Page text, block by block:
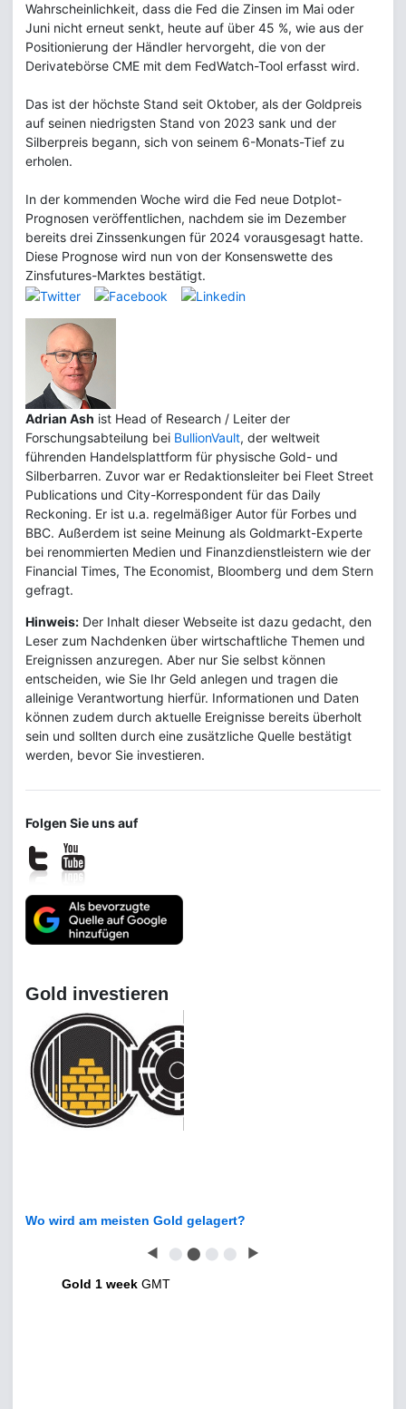
Wahrscheinlichkeit, dass die Fed die Zinsen im Mai oder
Juni nicht erneut senkt, heute auf über 45 %, wie aus der
Positionierung der Händler hervorgeht, die von der
Derivatebörse CME mit dem FedWatch-Tool erfasst wird.
Das ist der höchste Stand seit Oktober, als der Goldpreis
auf seinen niedrigsten Stand von 2023 sank und der
Silberpreis begann, sich von seinem 6-Monats-Tief zu
erholen.
In der kommenden Woche wird die Fed neue Dotplot-
Prognosen veröffentlichen, nachdem sie im Dezember
bereits drei Zinssenkungen für 2024 vorausgesagt hatte.
Diese Prognose wird nun von der Konsenswette des
Zinsfutures-Marktes bestätigt.
Adrian Ash ist Head of Research / Leiter der
Forschungsabteilung bei BullionVault, der weltweit
führenden Handelsplattform für physische Gold- und
Silberbarren. Zuvor war er Redaktionsleiter bei Fleet Street
Publications und City-Korrespondent für das Daily
Reckoning. Er ist u.a. regelmäßiger Autor für Forbes und
BBC. Außerdem ist seine Meinung als Goldmarkt-Experte
bei renommierten Medien und Finanzdienstleistern wie der
Financial Times, The Economist, Bloomberg und dem Stern
gefragt.
Hinweis: Der Inhalt dieser Webseite ist dazu gedacht, den
Leser zum Nachdenken über wirtschaftliche Themen und
Ereignissen anzuregen. Aber nur Sie selbst können
entscheiden, wie Sie Ihr Geld anlegen und tragen die
alleinige Verantwortung hierfür. Informationen und Daten
können zudem durch aktuelle Ereignisse bereits überholt
sein und sollten durch eine zusätzliche Quelle bestätigt
werden, bevor Sie investieren.
Folgen Sie uns auf
Platin kaufen
◀ ⬤ ⬤ ⬤ ⬤ ▶
Gold 1 week GMT